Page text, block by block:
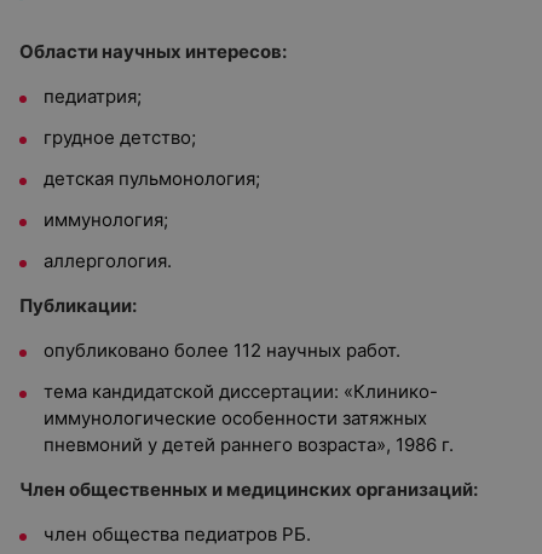
Области научных интересов:
педиатрия;
грудное детство;
детская пульмонология;
иммунология;
аллергология.
Публикации:
опубликовано более 112 научных работ.
тема кандидатской диссертации: «Клинико-
иммунологические особенности затяжных
пневмоний у детей раннего возраста», 1986 г.
Член общественных и медицинских организаций:
член общества педиатров РБ.